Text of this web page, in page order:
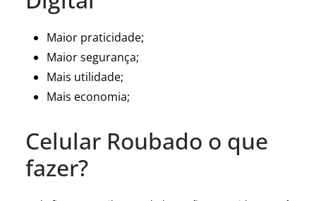
Maior praticidade;
Maior segurança;
Mais utilidade;
Mais economia;
Celular Roubado o que
fazer?